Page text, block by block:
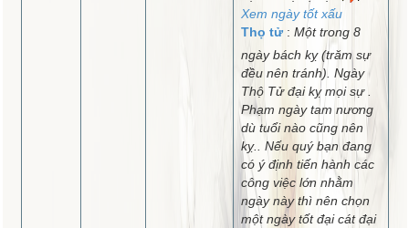
Xem ngày tốt xấu
Thọ tử: Một trong 8
ngày bách kỵ (trăm sự
đều nên tránh). Ngày
Thộ Tử đại kỵ mọi sự .
Phạm ngày tam nương
dù tuổi nào cũng nên
kỵ.. Nếu quý bạn đang
có ý định tiến hành các
công việc lớn nhằm
ngày này thì nên chọn
một ngày tốt đại cát đại